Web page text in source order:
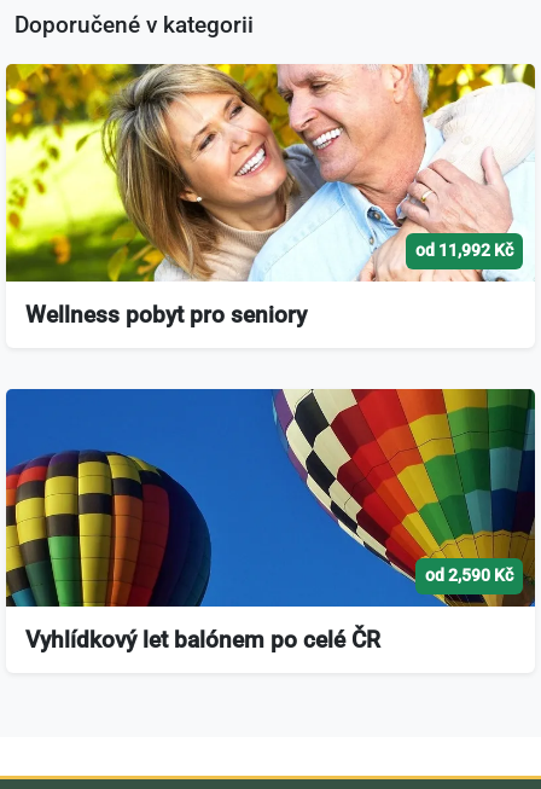
Doporučené v kategorii
od 11,992 Kč
Wellness pobyt pro seniory
od 2,590 Kč
Vyhlídkový let balónem po celé ČR